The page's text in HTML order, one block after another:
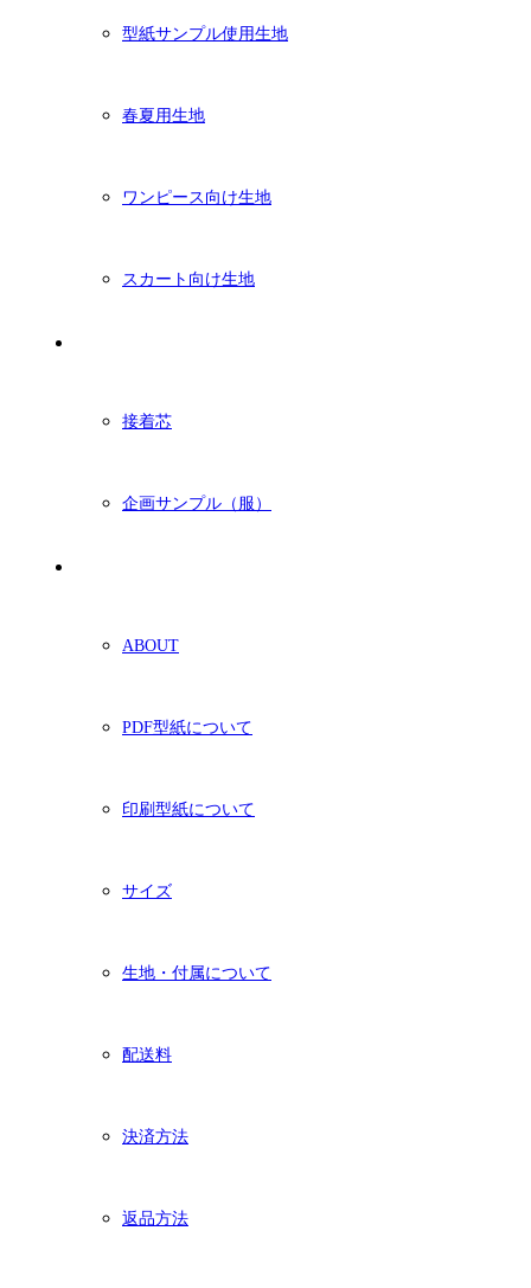
型紙サンプル使用生地
春夏用生地
ワンピース向け生地
スカート向け生地
接着芯
企画サンプル（服）
ABOUT
PDF型紙について
印刷型紙について
サイズ
生地・付属について
配送料
決済方法
返品方法